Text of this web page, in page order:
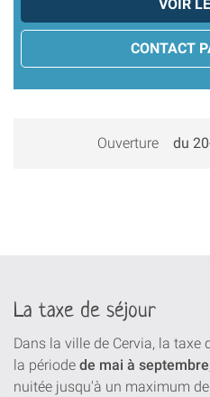
VOIR
CONTACT
Ouverture du
La taxe de séjour
Dans la ville de Cervia, la taxe
la période de mai à septembre
nuitée jusqu'à un maximum